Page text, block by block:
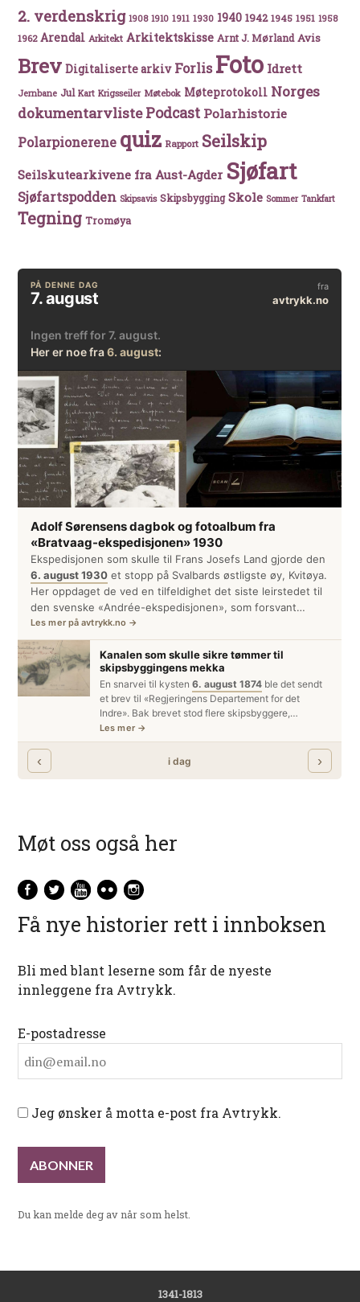
2. verdenskrig 1908 1910 1911 1930 1940 1942 1945 1951 1958
1962 Arendal Arkitekt Arkitektskisse Arnt J. Mørland Avis
Brev Digitaliserte arkiv Forlis Foto Idrett
Jernbane Jul Kart Krigsseiler Møtebok Møteprotokoll Norges
dokumentarvlistePodcast Polarhistorie
Polarpionerene quiz Rapport Seilskip
Seilskutearkivene fra Aust-Agder Sjøfart
Sjøfartspodden Skipsavis Skipsbygging Skole Sommer Tankfart
Tegning Tromøya
Møt oss også her
Få nye historier rett i innboksen
Bli med blant leserne som får de nyeste
innleggene fra Avtrykk.
E-postadresse
Jeg ønsker å motta e-post fra Avtrykk.
Du kan melde deg av når som helst.
1341-1813